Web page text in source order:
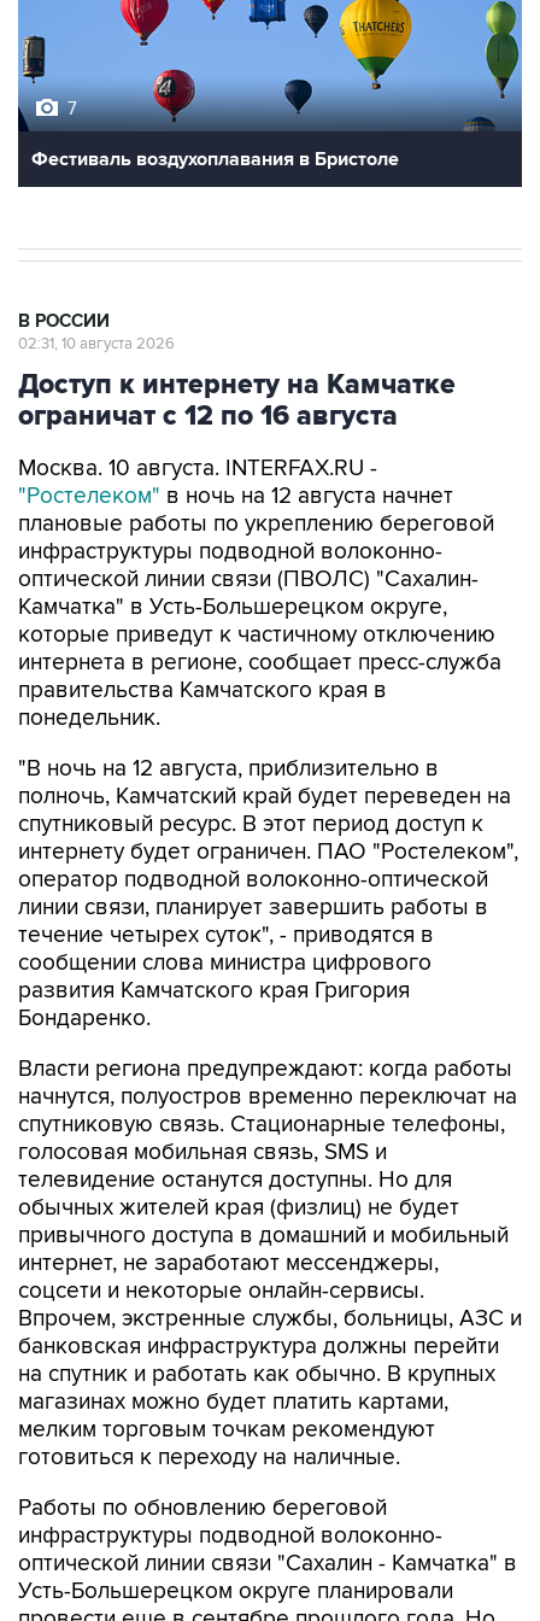
7
Фестиваль воздухоплавания в Бристоле
В РОССИИ
02:31, 10 августа 2026
Доступ к интернету на Камчатке
ограничат с 12 по 16 августа
Москва. 10 августа. INTERFAX.RU -
"Ростелеком" в ночь на 12 августа начнет
плановые работы по укреплению береговой
инфраструктуры подводной волоконно-
оптической линии связи (ПВОЛС) "Сахалин-
Камчатка" в Усть-Большерецком округе,
которые приведут к частичному отключению
интернета в регионе, сообщает пресс-служба
правительства Камчатского края в
понедельник.
"В ночь на 12 августа, приблизительно в
полночь, Камчатский край будет переведен на
спутниковый ресурс. В этот период доступ к
интернету будет ограничен. ПАО "Ростелеком",
оператор подводной волоконно-оптической
линии связи, планирует завершить работы в
течение четырех суток", - приводятся в
сообщении слова министра цифрового
развития Камчатского края Григория
Бондаренко.
Власти региона предупреждают: когда работы
начнутся, полуостров временно переключат на
спутниковую связь. Стационарные телефоны,
голосовая мобильная связь, SMS и
телевидение останутся доступны. Но для
обычных жителей края (физлиц) не будет
привычного доступа в домашний и мобильный
интернет, не заработают мессенджеры,
соцсети и некоторые онлайн-сервисы.
Впрочем, экстренные службы, больницы, АЗС и
банковская инфраструктура должны перейти
на спутник и работать как обычно. В крупных
магазинах можно будет платить картами,
мелким торговым точкам рекомендуют
готовиться к переходу на наличные.
Работы по обновлению береговой
инфраструктуры подводной волоконно-
оптической линии связи "Сахалин - Камчатка" в
Усть-Большерецком округе планировали